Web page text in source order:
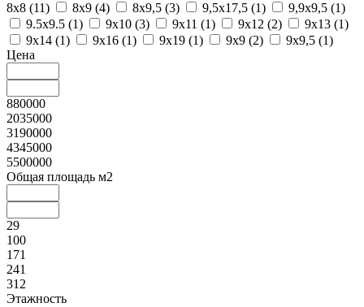
8х8 (11) 8х9 (4) 8х9,5 (3) 9,5х17,5 (1) 9,9х9,5 (1)
9.5х9.5 (1) 9х10 (3) 9х11 (1) 9х12 (2) 9х13 (1)
9х14 (1) 9х16 (1) 9х19 (1) 9х9 (2) 9х9,5 (1)
Цена
880000
2035000
3190000
4345000
5500000
Общая площадь м2
29
100
171
241
312
Этажность